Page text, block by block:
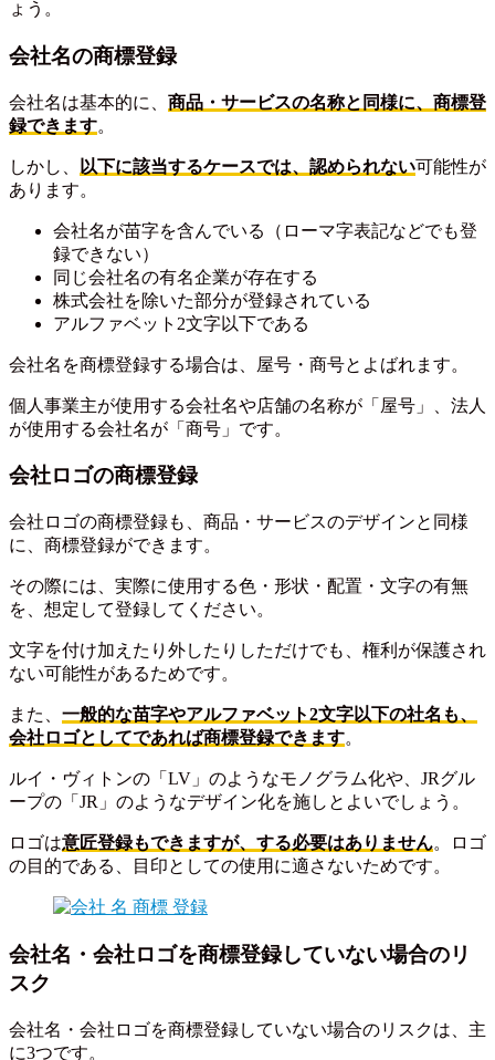
ょう。
会社名の商標登録
会社名は基本的に、 商品・サービスの名称と同様に、商標登
録できます。
しかし、 以下に該当するケースでは、認められない可能性が
あります。
会社名が苗字を含んでいる（ローマ字表記などでも登
録できない）
同じ会社名の有名企業が存在する
株式会社を除いた部分が登録されている
アルファベット2文字以下である
会社名を商標登録する場合は、屋号・商号とよばれます。
個人事業主が使用する会社名や店舗の名称が「屋号」、法人
が使用する会社名が「商号」です。
会社ロゴの商標登録
会社ロゴの商標登録も、商品・サービスのデザインと同様
に、商標登録ができます。
その際には、実際に使用する色・形状・配置・文字の有無
を、想定して登録してください。
文字を付け加えたり外したりしただけでも、権利が保護され
ない可能性があるためです。
また、 一般的な苗字やアルファベット2文字以下の社名も、
会社ロゴとしてであれば商標登録できます。
ルイ・ヴィトンの「LV」のようなモノグラム化や、JRグル
ープの「JR」のようなデザイン化を施しとよいでしょう。
ロゴは意匠登録もできますが、する必要はありません。ロゴ
の目的である、目印としての使用に適さないためです。
会社名・会社ロゴを商標登録していない場合のリ
スク
会社名・会社ロゴを商標登録していない場合のリスクは、主
に3つです。